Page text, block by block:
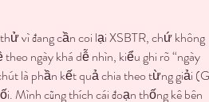
vì đang cần coi lại XSBTR, chứ không
ngày khá dễ nhìn, kiểu ghi rõ “ngày
là phần kết quả chia theo từng giải
Mình cũng thích cái đoạn thống kê bên